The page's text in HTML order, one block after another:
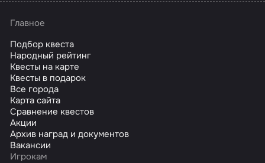
Главное
Подбор квеста
Народный рейтинг
Квесты на карте
Квесты в подарок
Все города
Карта сайта
Сравнение квестов
Акции
Архив наград и документов
Вакансии
Игрокам